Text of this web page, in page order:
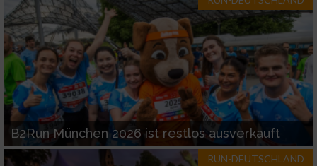
B2Run München 2026 ist restlos ausverkauft
RUN-DEUTSCHLAND
Werbung